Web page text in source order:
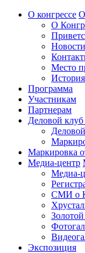
О конгрессе О
О
Новости
Место
Программа
Участникам
Партнерам
Деловой
Маркировка
Медиа-центр
Медиа-
СМИ о
Экспозиция